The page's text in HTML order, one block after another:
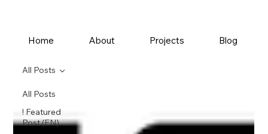
Home About Projects Blog
All Posts
! Featured
Post (EN)
All Posts